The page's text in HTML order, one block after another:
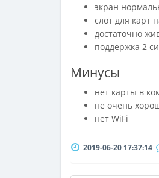
экран
слот для карт
достаточно
поддержка 2
Минусы
нет карты в
не очень
нет WiFi
2019-06-20 17:37:14